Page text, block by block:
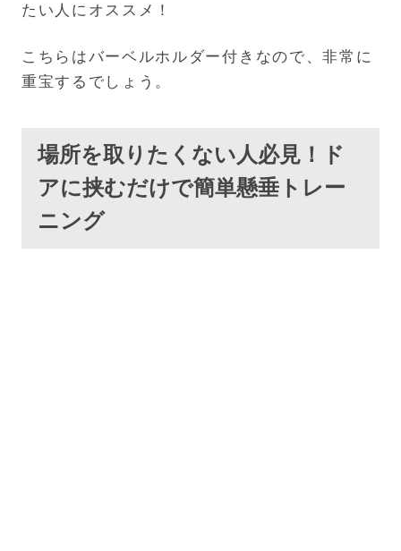
たい人にオススメ！
こちらはバーベルホルダー付きなので、非常に
重宝するでしょう。
場所を取りたくない人必見！ド
アに挟むだけで簡単懸垂トレー
ニング